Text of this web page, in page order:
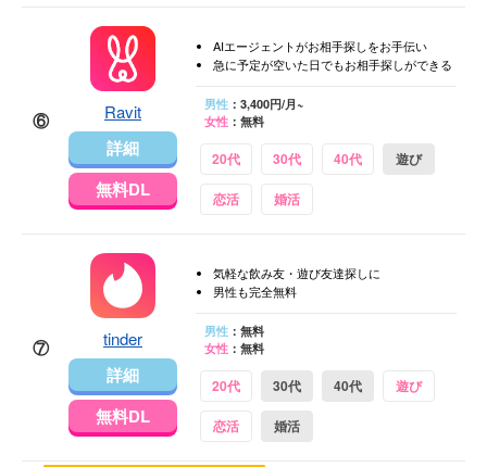
⑥ Ravit
詳細
無料DL
AIエージェントがお相手探しをお手伝い
急に予定が空いた日でもお相手探しができる
男性：3,400円/月~
女性：無料
20代 30代 40代 遊び
恋活 婚活
⑦ tinder
詳細
無料DL
気軽な飲み友・遊び友達探しに
男性も完全無料
男性：無料
女性：無料
20代 30代 40代 遊び
恋活 婚活